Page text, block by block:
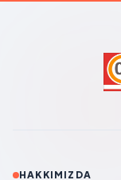
HAKKIMIZDA